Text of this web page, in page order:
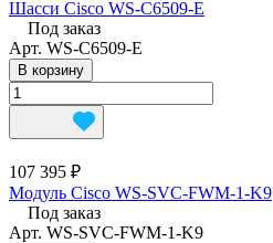
Шасси Cisco WS-C6509-E
Под заказ
Арт. WS-C6509-E
В корзину
107 395 ₽
Модуль Cisco WS-SVC-FWM-1-K9
Под заказ
Арт. WS-SVC-FWM-1-K9